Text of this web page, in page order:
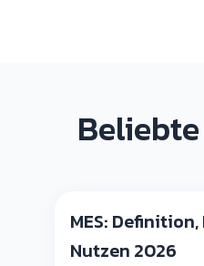
MES:
Nutzen 2026